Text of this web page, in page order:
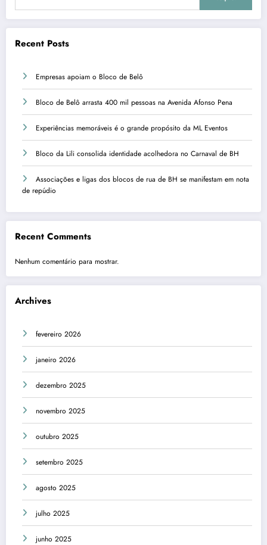
Recent Posts
Empresas apoiam o Bloco de Belô
Bloco de Belô arrasta 400 mil pessoas na Avenida Afonso Pena
Experiências memoráveis é o grande propósito da ML Eventos
Bloco da Lili consolida identidade acolhedora no Carnaval de BH
Associações e ligas dos blocos de rua de BH se manifestam em nota
de repúdio
Recent Comments
Nenhum comentário para mostrar.
Archives
fevereiro 2026
janeiro 2026
dezembro 2025
novembro 2025
outubro 2025
setembro 2025
agosto 2025
julho 2025
junho 2025